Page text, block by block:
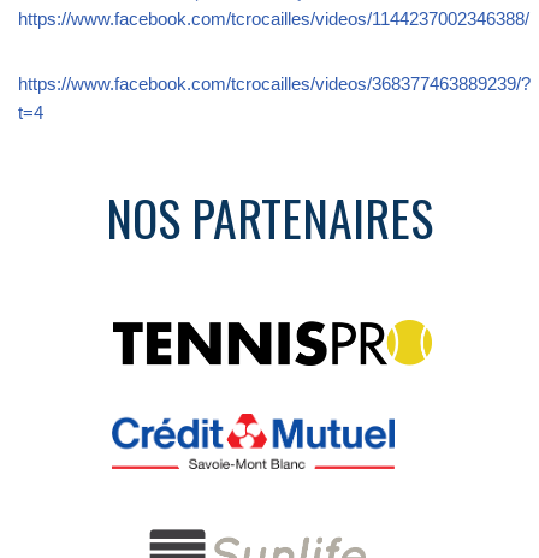
https://www.facebook.com/tcrocailles/videos/1144237002346388/
https://www.facebook.com/tcrocailles/videos/368377463889239/?
t=4
NOS PARTENAIRES